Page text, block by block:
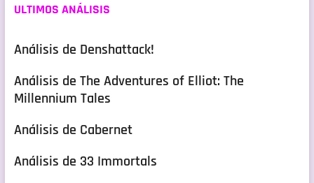
ULTIMOS ANÁLISIS
Análisis de Denshattack!
Análisis de The Adventures of Elliot: The
Millennium Tales
Análisis de Cabernet
Análisis de 33 Immortals